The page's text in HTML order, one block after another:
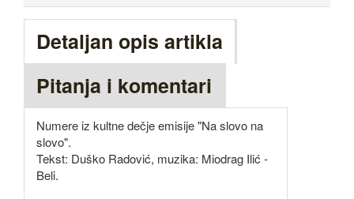
Detaljan opis artikla
Pitanja i komentari
Numere iz kultne dečje emisije "Na slovo na
slovo".
Tekst: Duško Radović, muzika: Miodrag Ilić -
Beli.